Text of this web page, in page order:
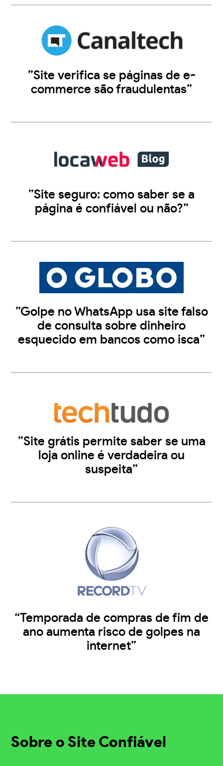
”Site verifica se páginas de e-
commerce são fraudulentas”
”Site seguro: como saber se a
página é confiável ou não?”
”Golpe no WhatsApp usa site falso
de consulta sobre dinheiro
esquecido em bancos como isca”
”Site grátis permite saber se uma
loja online é verdadeira ou
suspeita”
“Temporada de compras de fim de
ano aumenta risco de golpes na
internet”
Sobre o Site Confiável